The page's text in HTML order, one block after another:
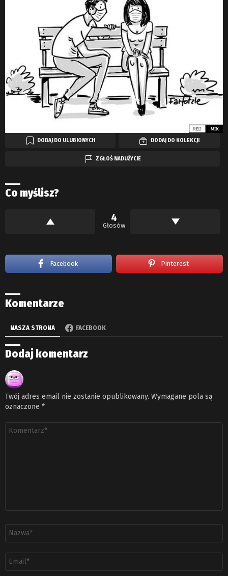
DODAJ DO ULUBIONYCH DODAJ DO KOLEKCJI
ZGŁOŚ NADUŻYCIE
Co myślisz?
4
Głosów
Facebook Pinterest
Komentarze
NASZA STRONA FACEBOOK
Dodaj komentarz
Twój adres email nie zostanie opublikowany. Wymagane pola są
oznaczone *
email
*